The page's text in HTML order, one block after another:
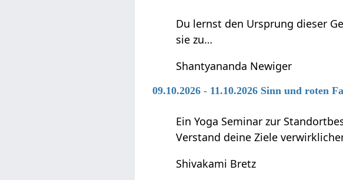
Du lernst den Ursprung dieser
sie zu…
Shantyananda Newiger
09.10.2026 - 11.10.2026 Sinn und roten
Ein Yoga Seminar zur
Verstand deine Ziele
Shivakami Bretz